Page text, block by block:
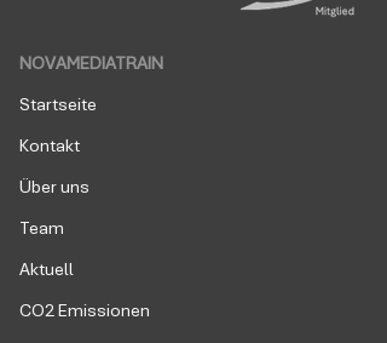
NOVAMEDIATRAIN
Startseite
Kontakt
Über uns
Team
Aktuell
CO2 Emissionen